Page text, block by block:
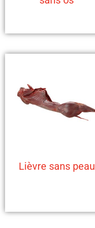
Lièvre sans peau